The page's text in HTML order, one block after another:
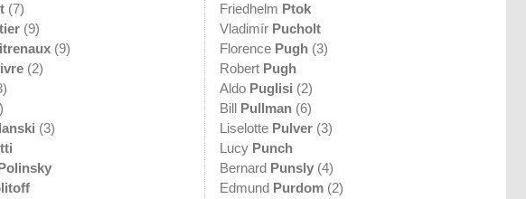
(7)
(9)
(9)
(2)
(3)
Friedhelm Ptok
Vladimír Pucholt
Florence Pugh (3)
Robert Pugh
Aldo Puglisi (2)
Bill Pullman (6)
Liselotte Pulver (3)
Lucy Punch
Bernard Punsly (4)
Edmund Purdom (2)